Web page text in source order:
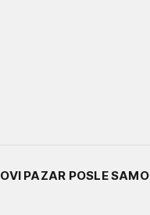
PAZAR POSLE SAMO